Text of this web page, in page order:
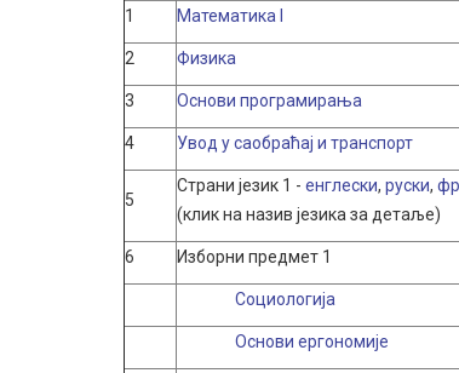
1 Математика I
2 Физика
3 Основи програмирања
4 Увод у саобраћај и транспорт
5
Страни језик 1 - енглески, руски,
(клик на назив језика за детаље)
6 Изборни предмет 1
Социологија
Основи ергономије